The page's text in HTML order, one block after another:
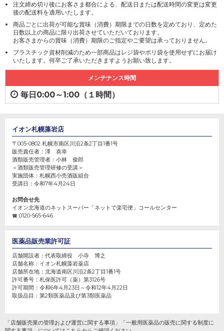
注文締め切り後にお客さま都合による、配送日または配送時間の変更は変更
後の配送料を適用いたします。
商品ごとに出荷が可能な賞味（消費）期限までの日数を定めており、定めた
日数以上の商品に限り出荷させていただいております。
お客さまからの賞味（消費）期限のご指定やご要望は承っておりません。
プラスチック資材削減のため一部商品はレジ袋やポリ袋を使用せずにお届け
いたします。何卒ご了承いただきますようお願い致します。
メンテナンス時間
毎日0:00～1:00（１時間）
イオン札幌藻岩店
〒005-0802 札幌市南区川沿2条2丁目1番1号
販売責任者： 澤 喜幸
酒類販売管理者： 小林 俊郎
＜酒類販売管理研修の受講＞
実施団体： 札幌西小売酒販組合
受講日： 令和7年4月24日
お問合せ先
イオン北海道のネットスーパー「ネットで楽宅便」コールセンター
☎ 0120-565-646
医薬品販売業許可証
店舗開設者： 代表取締役 小寺 博之
店舗名称： イオン札幌藻岩薬店
店舗所在地： 北海道南区川沿2条2丁目1番1号
許可番号： 札保医許可（薬）第3126号
許可期間： 令和6年4月23日～令和12年4月22日
取扱品目：第2類医薬品及び第3類医薬品
「店舗販売業の管理および運営に関する事項」「一般用医薬品の販売に関する制度に